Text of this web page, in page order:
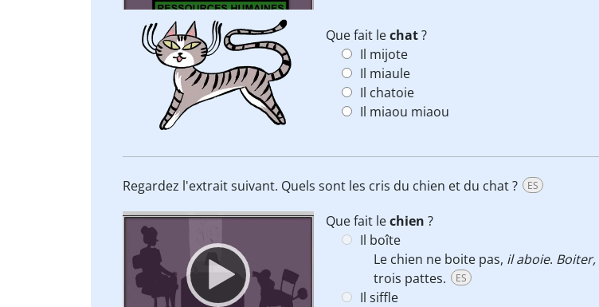
Que fait lechat?
Il mijote
Il miaule
Il chatoie
Il miaou miaou
Regardez l'extrait suivant. Quels sont les cris du chien et du chat ? ES
Video
Player
Que fait lechien ?
Il boîte
Le chien ne boite pas, il aboie. Boiter,
trois pattes.
ES
Il siffle